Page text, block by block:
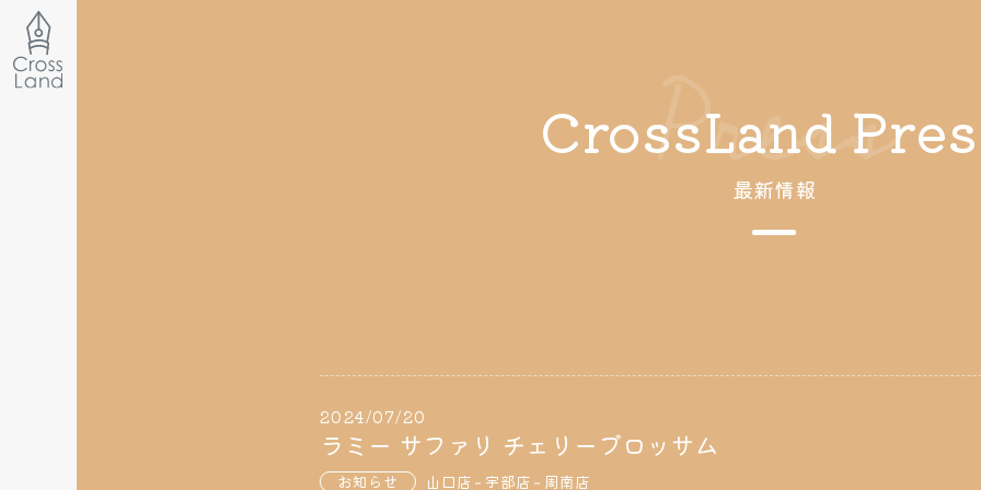
CrossLand
最新情報
Press
2024/07/20
ラミー サファリ チェリーブロッサム
お知らせ 山口店 宇部店 周南店